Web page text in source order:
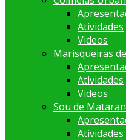
Atividades
Videos
Marisqueiras
Atividades
Videos
Sou de
Atividades